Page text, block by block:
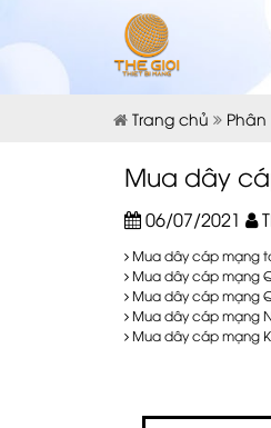
Trang chủ Phân
Mua dây
06/07/2021
Mua dây cáp mạng
Mua dây cáp mạng
Mua dây cáp mạng
Mua dây cáp mạng
Mua dây cáp mạng